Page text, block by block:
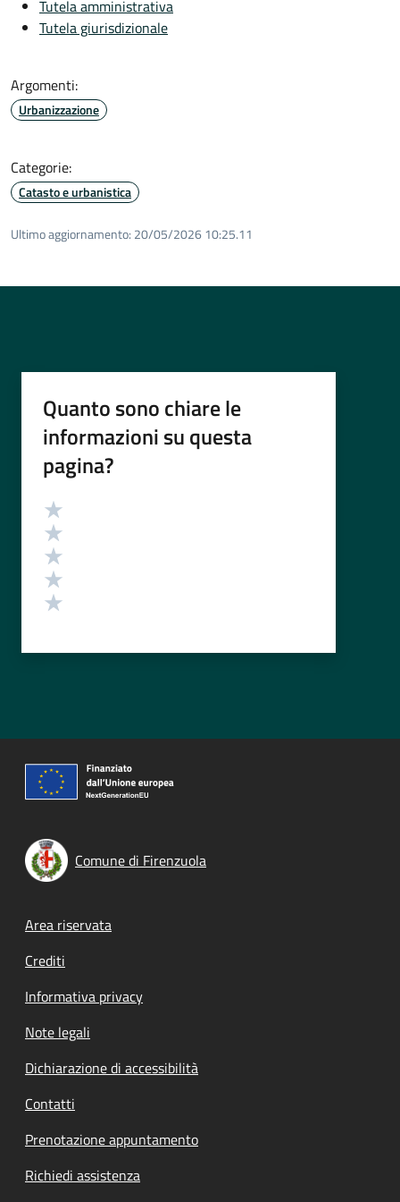
Tutela amministrativa
Tutela giurisdizionale
Argomenti:
Urbanizzazione
Categorie:
Catasto e urbanistica
Ultimo aggiornamento: 20/05/2026 10:25.11
Quanto sono chiare le
informazioni su questa
pagina?
Valutazione
Comune di Firenzuola
Footer menu
Area riservata
Crediti
Informativa privacy
Note legali
Dichiarazione di accessibilità
Contatti
Prenotazione appuntamento
Richiedi assistenza